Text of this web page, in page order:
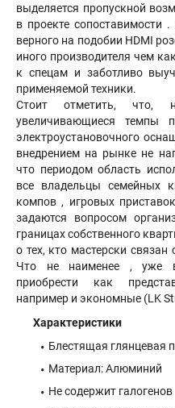
выделяется пропускной
в проекте сопоставимости
верного на подобии HDMI
иного производителя чем
к спецам и заботливо
применяемой техники.
Стоит отметить, что,
увеличивающиеся темпы
электроустановочного
внедрением на рынке не
что периодом область
все владельцы семейных
компов , игровых
задаются вопросом
границах собственного
о тех, кто мастерски
Что не наименее , уже
приобрести как
например и экономные (LK
Характеристики
Блестящая глянцевая
Материал: Алюминий
Не содержит галогенов